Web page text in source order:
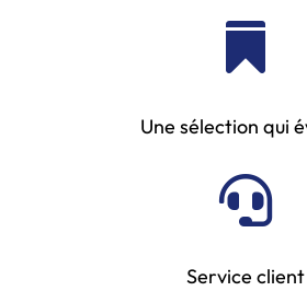

Une sélection qui

Service client